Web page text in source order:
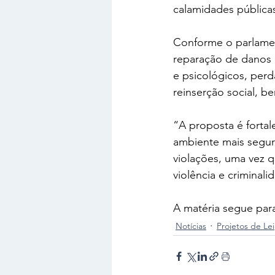
calamidades
Conforme o
reparação de
e psicológicos,
reinserção social,
“A proposta é
ambiente mais
violações, uma vez
violência e
A matéria segue
Notícias Projetos de Lei